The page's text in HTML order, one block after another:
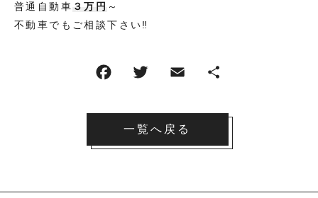
普通自動車 ３万円 ～
不動車でもご相談下さい‼
一覧へ戻る